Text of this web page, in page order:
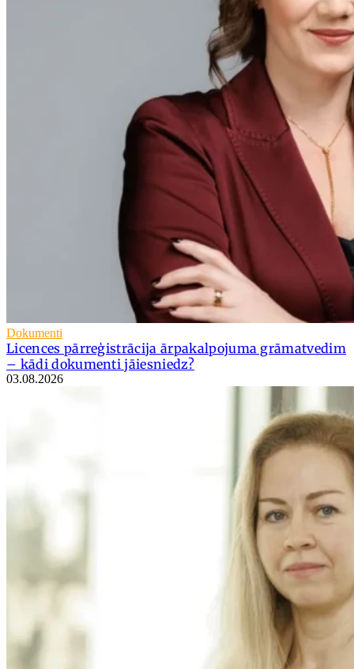
Dokumenti
Licences pārreģistrācija ārpakalpojuma grāmatvedim
– kādi dokumenti jāiesniedz?
03.08.2026